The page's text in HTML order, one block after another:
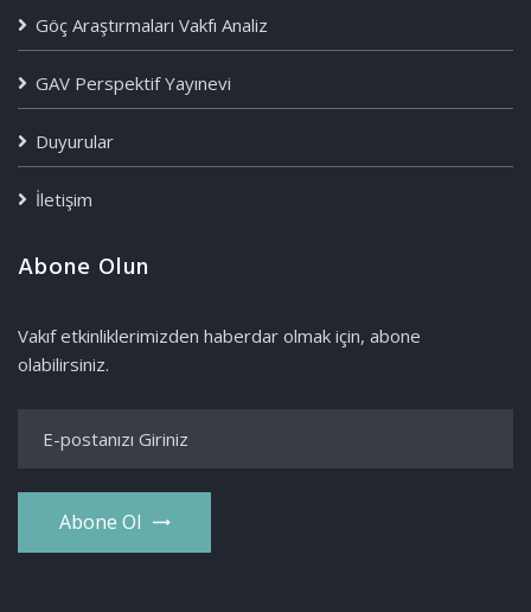
Göç Araştırmaları Vakfı Analiz
GAV Perspektif Yayınevi
Duyurular
İletişim
Abone Olun
Vakıf etkinliklerimizden haberdar olmak için, abone
olabilirsiniz.
Abone Ol